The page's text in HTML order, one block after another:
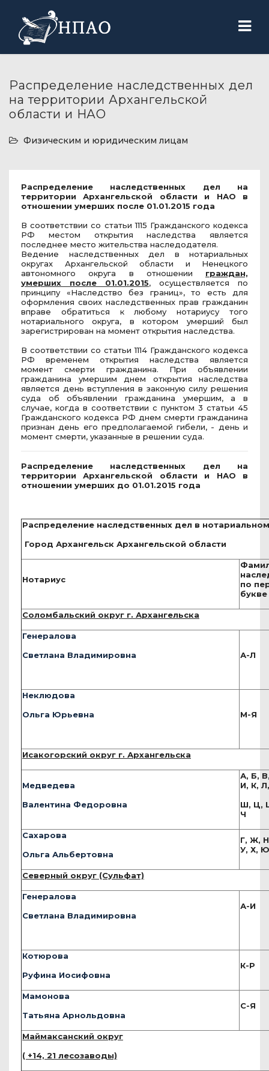
Распределение наследственных дел
на территории Архангельской
области и НАО
Физическим и юридическим лицам
Распределение наследственных дел на
территории Архангельской области и НАО в
отношении умерших после 01.01.2015 года
В соответствии со статьи 1115 Гражданского кодекса
РФ местом открытия наследства является
последнее место жительства наследодателя.
Ведение наследственных дел в нотариальных
округах Архангельской области и Ненецкого
автономного округа в отношении граждан,
умерших после 01.01.2015, осуществляется по
принципу «Наследство без границ», то есть для
оформления своих наследственных прав гражданин
вправе обратиться к любому нотариусу того
нотариального округа, в котором умерший был
зарегистрирован на момент открытия наследства.
В соответствии со статьи 1114 Гражданского кодекса
РФ временем открытия наследства является
момент смерти гражданина. При объявлении
гражданина умершим днем открытия наследства
является день вступления в законную силу решения
суда об объявлении гражданина умершим, а в
случае, когда в соответствии с пунктом 3 статьи 45
Гражданского кодекса РФ днем смерти гражданина
признан день его предполагаемой гибели, - день и
момент смерти, указанные в решении суда.
Распределение наследственных дел на
территории Архангельской области и НАО в
отношении умерших до 01.01.2015 года
Распределение наследственных дел в
Город Архангельск Архангельской области
Нотариус
по
букве
Соломбальский округ г. Архангельска
Генералова
Светлана Владимировна
А-Л
Неклюдова
Ольга Юрьевна
М-Я
Исакогорский округ г. Архангельска
Медведева
Валентина Федоровна
А, Б,
И, К,
Ш, Ц,
Ч
Сахарова
Ольга Альбертовна
Г, Ж,
У, Х, Ю
Северный округ (Сульфат)
Генералова
Светлана Владимировна
А-И
Котюрова
Руфина Иосифовна
К-Р
Мамонова
Татьяна Арнольдовна
С-Я
Маймаксанский округ
( +14, 21 лесозаводы)